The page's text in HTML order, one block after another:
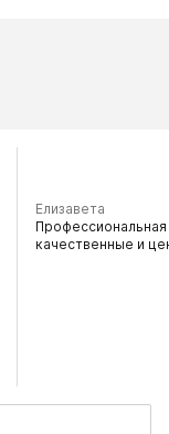
Елизавета
качественные и